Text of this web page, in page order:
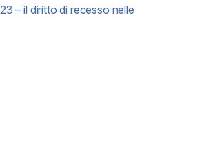
– il diritto di recesso nelle